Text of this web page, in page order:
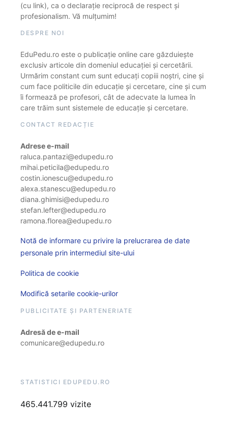
(cu link), ca o declarație reciprocă de respect și
profesionalism. Vă mulțumim!
DESPRE NOI
EduPedu.ro este o publicație online care găzduiește
exclusiv articole din domeniul educației și cercetării.
Urmărim constant cum sunt educați copiii noștri, cine și
cum face politicile din educație și cercetare, cine și cum
îi formează pe profesori, cât de adecvate la lumea în
care trăim sunt sistemele de educație și cercetare.
CONTACT REDACȚIE
Adrese e-mail
raluca.pantazi@edupedu.ro
mihai.peticila@edupedu.ro
costin.ionescu@edupedu.ro
alexa.stanescu@edupedu.ro
diana.ghimisi@edupedu.ro
stefan.lefter@edupedu.ro
ramona.florea@edupedu.ro
Notă de informare cu privire la prelucrarea de date
personale prin intermediul site-ului
Politica de cookie
Modifică setarile cookie-urilor
PUBLICITATE ȘI PARTENERIATE
Adresă de e-mail
comunicare@edupedu.ro
STATISTICI EDUPEDU.RO
465.441.799 vizite